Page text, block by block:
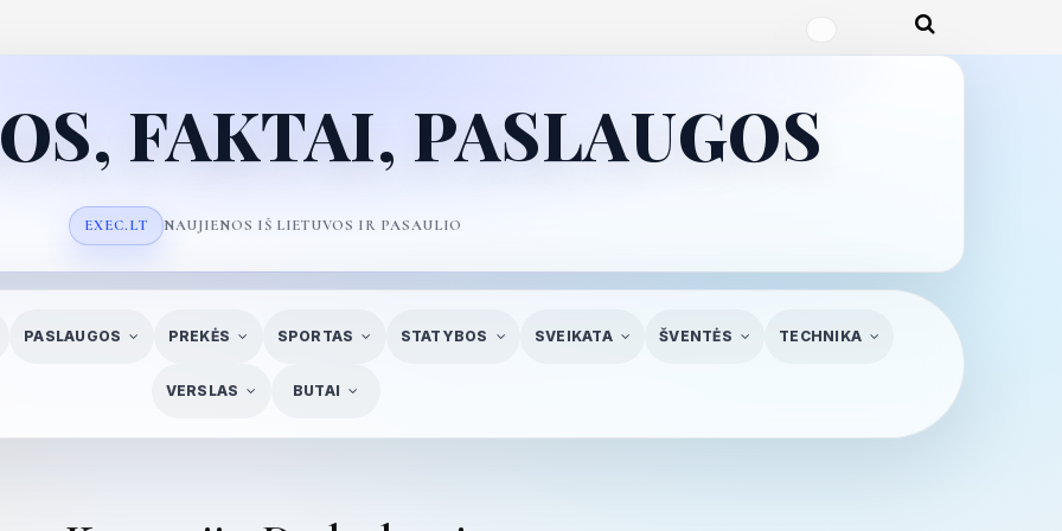
FAKTAI, PASLAUGOS
NAUJIENOS IŠ LIETUVOS IR PASAULIO
PASLAUGOS PREKĖS SPORTAS STATYBOS SVEIKATA ŠVENTĖS TECHNIKA
VERSLAS BUTAI